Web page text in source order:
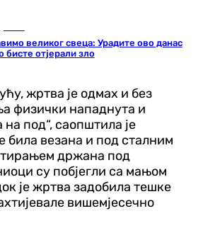
великог свеца: Урадите ово данас
бисте отјерали зло
жртва је одмах и без
физички нападнута и
под“, саопштила је
била везана и под сталним
држана под
су побјегли са мањом
је жртва задобила тешке
вишемјесечно